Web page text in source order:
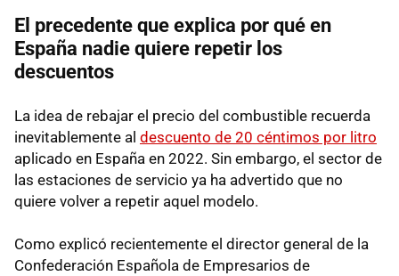
El precedente que explica por qué en
España nadie quiere repetir los
descuentos
La idea de rebajar el precio del combustible recuerda
inevitablemente al descuento de 20 céntimos por litro
aplicado en España en 2022. Sin embargo, el sector de
las estaciones de servicio ya ha advertido que no
quiere volver a repetir aquel modelo.
Como explicó recientemente el director general de la
Confederación Española de Empresarios de